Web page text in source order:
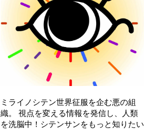
ミライノシテン世界征服を企む悪の組
織。 視点を変える情報を発信し、人類
を洗脳中！シテンサンをもっと知りたい